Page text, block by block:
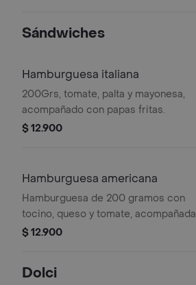
Sándwiches
Hamburguesa italiana
200Grs, tomate, palta y mayonesa,
acompañado con papas fritas.
$ 12.900
Hamburguesa americana
Hamburguesa de 200 gramos con
tocino, queso y tomate, acompañada
de papas fritas.
$ 12.900
Dolci